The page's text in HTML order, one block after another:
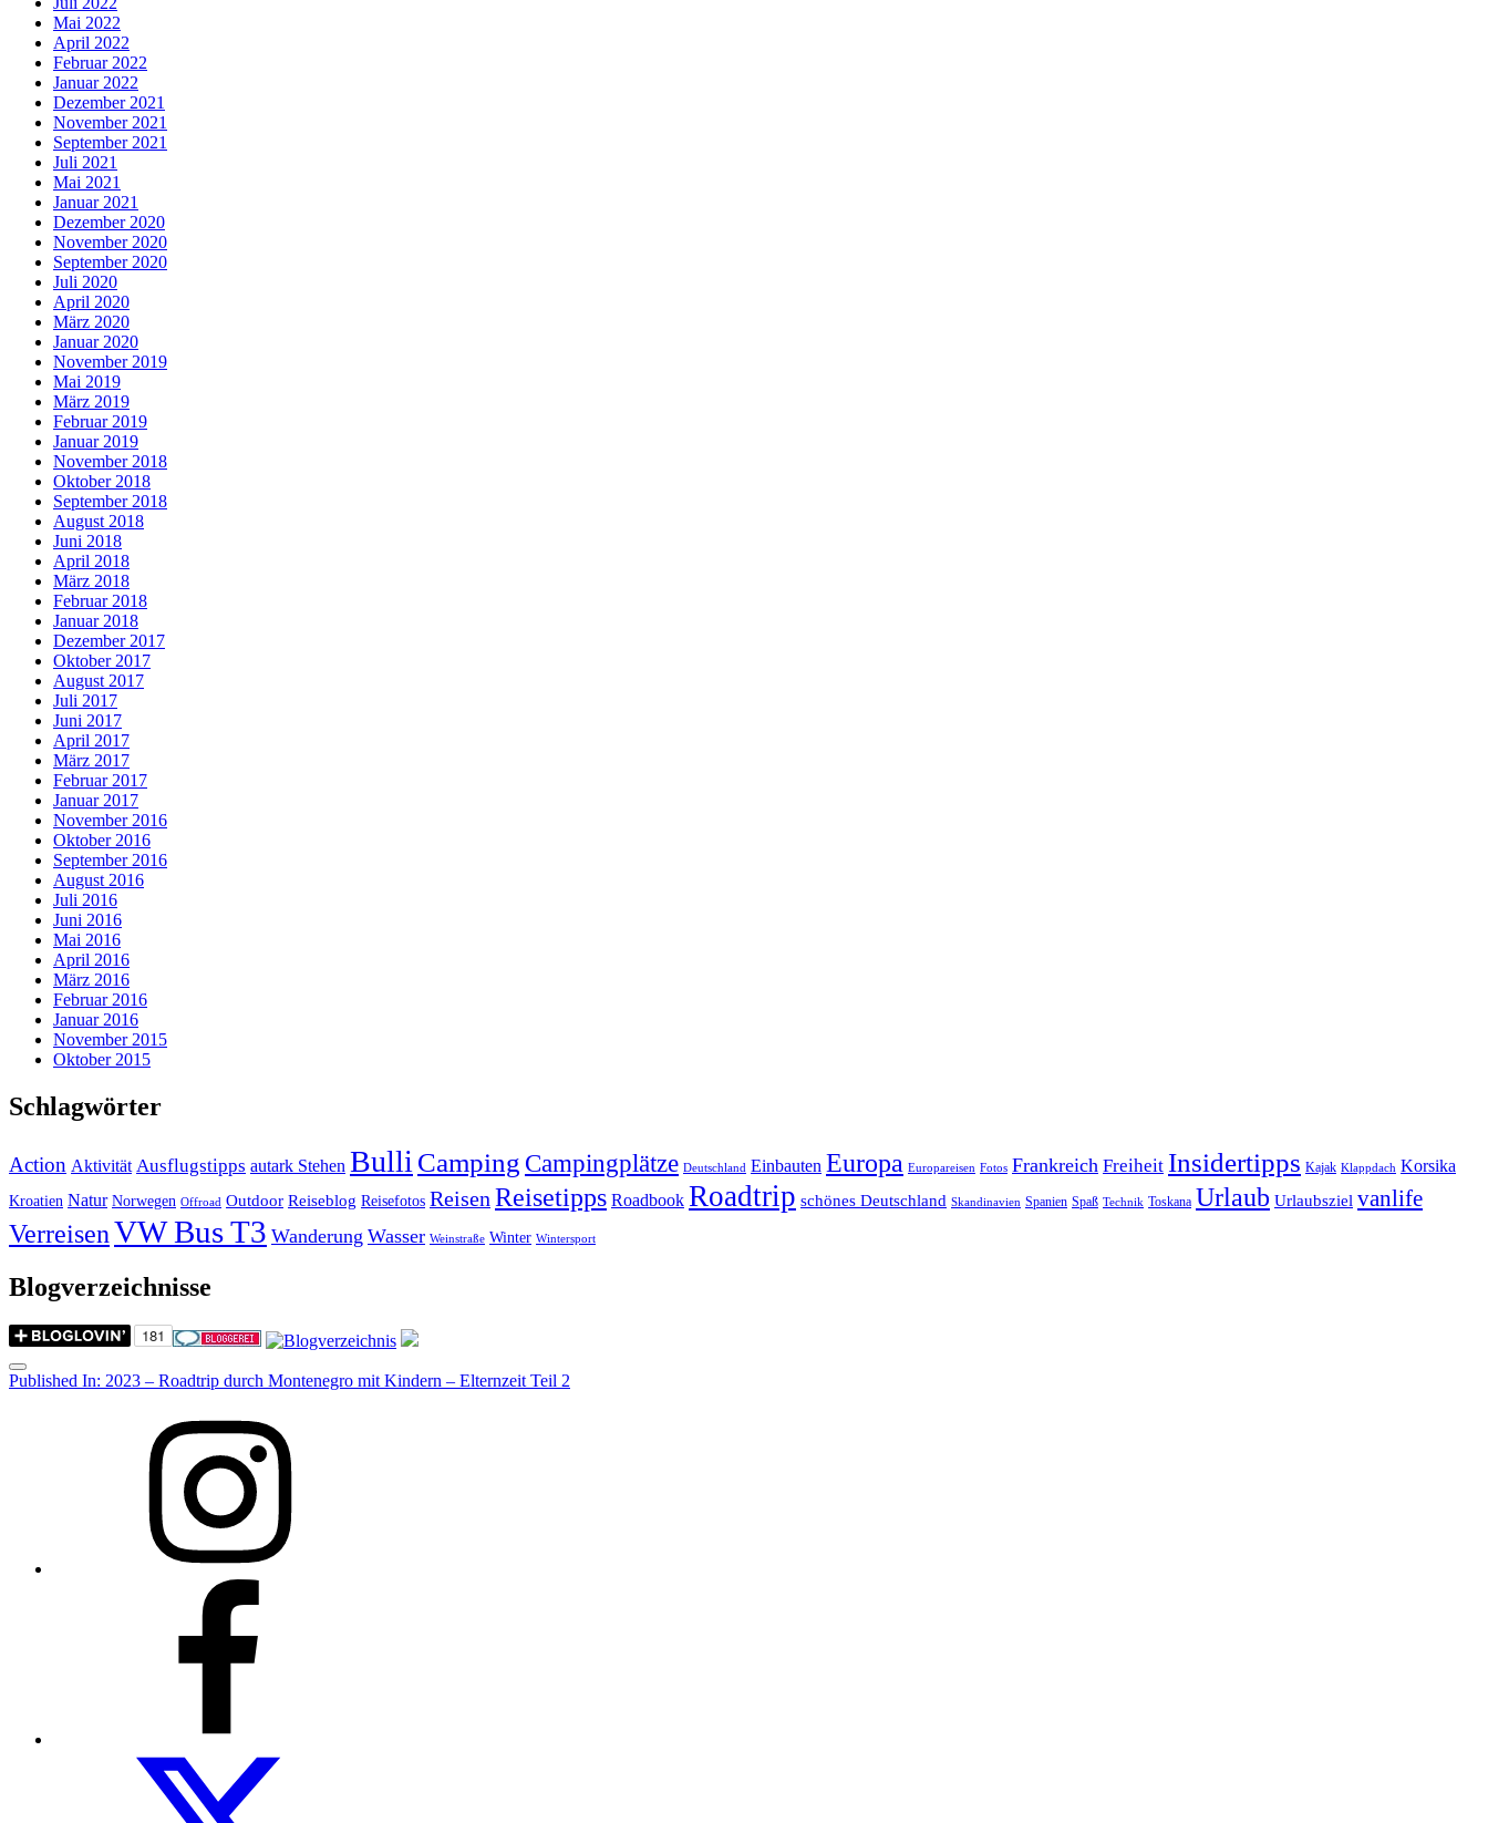
Mai 2022
April 2022
Februar 2022
Januar 2022
Dezember 2021
November 2021
September 2021
Juli 2021
Mai 2021
Januar 2021
Dezember 2020
November 2020
September 2020
Juli 2020
April 2020
März 2020
Januar 2020
November 2019
Mai 2019
März 2019
Februar 2019
Januar 2019
November 2018
Oktober 2018
September 2018
August 2018
Juni 2018
April 2018
März 2018
Februar 2018
Januar 2018
Dezember 2017
Oktober 2017
August 2017
Juli 2017
Juni 2017
April 2017
März 2017
Februar 2017
Januar 2017
November 2016
Oktober 2016
September 2016
August 2016
Juli 2016
Juni 2016
Mai 2016
April 2016
März 2016
Februar 2016
Januar 2016
November 2015
Oktober 2015
Schlagwörter
Action Aktivität Ausflugstipps autark Stehen BulliCamping Campingplätze Deutschland Einbauten Europa Europareisen Fotos Frankreich Freiheit Insidertipps Kajak Klappdach Korsika
Kroatien Natur Norwegen Offroad Outdoor Reiseblog Reisefotos ReisenReisetipps Roadbook Roadtrip schönes Deutschland Skandinavien Spanien Spaß Technik Toskana Urlaub Urlaubsziel vanlife
VerreisenVW Bus T3 Wanderung Wasser Weinstraße Winter Wintersport
Blogverzeichnisse
Menu
Post
Published In: 2023 – Roadtrip durch Montenegro mit Kindern – Elternzeit Teil 2